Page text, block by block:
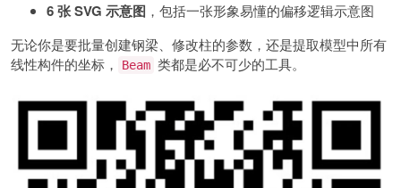
6 张 SVG 示意图 ，包括一张形象易懂的偏移逻辑示意图
无论你是要批量创建钢梁、修改柱的参数，还是提取模型中所有
线性构件的坐标，
Beam 类都是必不可少的工具。